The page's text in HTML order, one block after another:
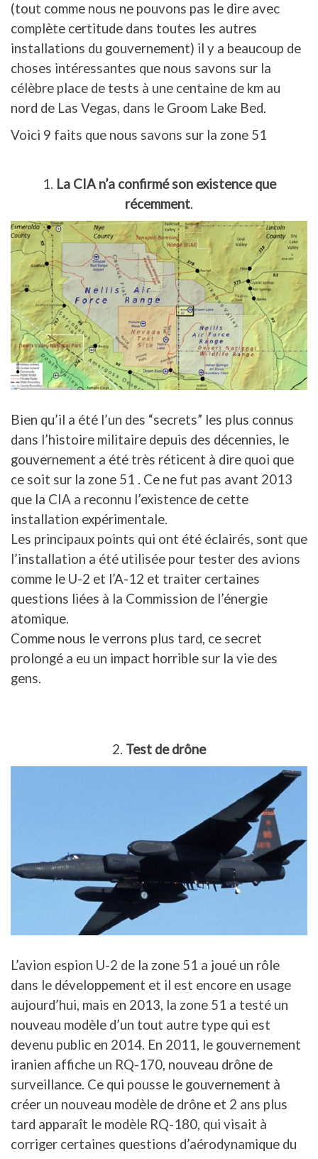
(tout comme nous ne pouvons pas le dire avec
complète certitude dans toutes les autres
installations du gouvernement) il y a beaucoup de
choses intéressantes que nous savons sur la
célèbre place de tests à une centaine de km au
nord de Las Vegas, dans le Groom Lake Bed.
Voici 9 faits que nous savons sur la zone 51
1. La CIA n’a confirmé son existence que
récemment.
Bien qu’il a été l’un des “secrets” les plus connus
dans l’histoire militaire depuis des décennies, le
gouvernement a été très réticent à dire quoi que
ce soit sur la zone 51 . Ce ne fut pas avant 2013
que la CIA a reconnu l’existence de cette
installation expérimentale.
Les principaux points qui ont été éclairés, sont que
l’installation a été utilisée pour tester des avions
comme le U-2 et l’A-12 et traiter certaines
questions liées à la Commission de l’énergie
atomique.
Comme nous le verrons plus tard, ce secret
prolongé a eu un impact horrible sur la vie des
gens.
2. Test de drône
L’avion espion U-2 de la zone 51 a joué un rôle
dans le développement et il est encore en usage
aujourd’hui, mais en 2013, la zone 51 a testé un
nouveau modèle d’un tout autre type qui est
devenu public en 2014. En 2011, le gouvernement
iranien affiche un RQ-170, nouveau drône de
surveillance. Ce qui pousse le gouvernement à
créer un nouveau modèle de drône et 2 ans plus
tard apparaît le modèle RQ-180, qui visait à
corriger certaines questions d’aérodynamique du